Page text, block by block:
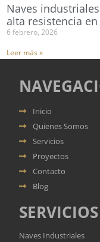
Naves
alta resistencia
6 febrero, 2026
Leer más »
Inicio
Quienes Somos
Servicios
Proyectos
Contacto
Blog
SERVICIOS
Naves Industriales